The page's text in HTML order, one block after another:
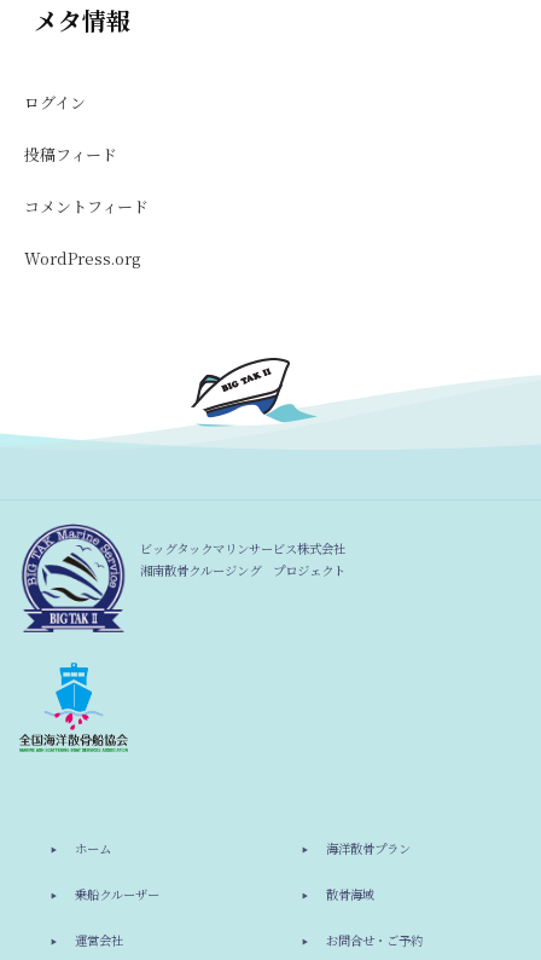
メタ情報
ログイン
投稿フィード
コメントフィード
WordPress.org
ビッグタックマリンサービス株式会社
湘南散骨クルージング プロジェクト
ホーム 海洋散骨プラン
乗船クルーザー 散骨海域
運営会社 お問合せ・ご予約